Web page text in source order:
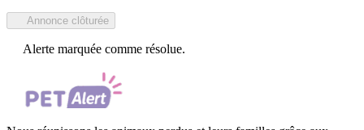
Annonce clôturée
Alerte marquée comme résolue.